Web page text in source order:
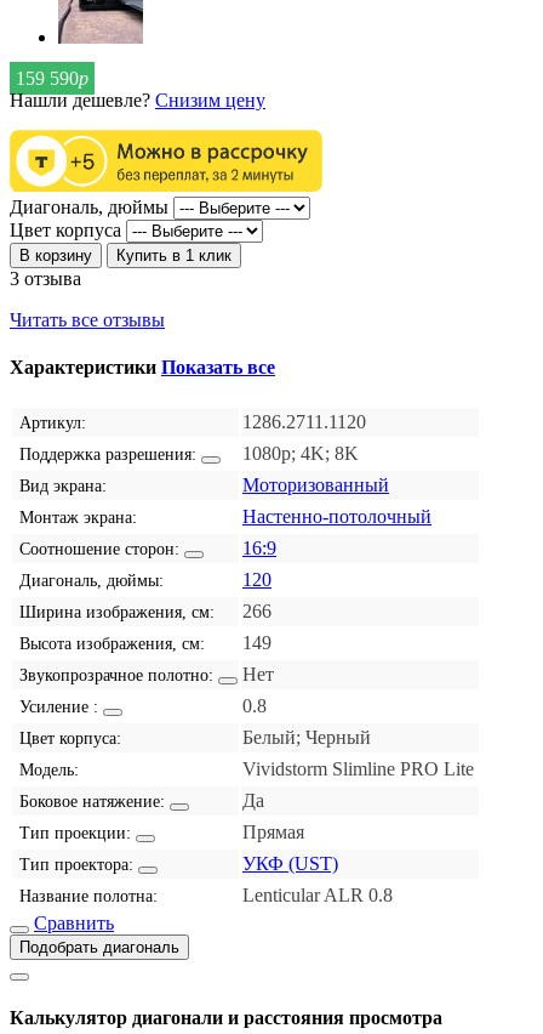
159 590р
Нашли дешевле? Снизим цену
Диагональ, дюймы
Цвет корпуса
В корзину Купить в 1 клик
3 отзыва
Читать все отзывы
Характеристики Показать все
Артикул: 1286.2711.1120
Поддержка разрешения: 1080p; 4K; 8K
Вид экрана: Моторизованный
Монтаж экрана: Настенно-потолочный
Соотношение сторон: 16:9
Диагональ, дюймы: 120
Ширина изображения, см: 266
Высота изображения, см: 149
Звукопрозрачное полотно: Нет
Усиление : 0.8
Цвет корпуса: Белый; Черный
Модель: Vividstorm Slimline PRO Lite
Боковое натяжение: Да
Тип проекции: Прямая
Тип проектора: УКФ (UST)
Название полотна:
Lenticular ALR 0.8
Сравнить
Подобрать диагональ
Калькулятор диагонали и расстояния просмотра